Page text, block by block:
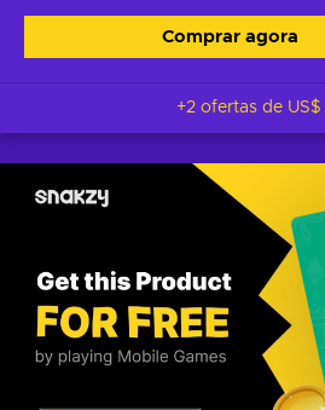
Comprar agora
+2 ofertas de US$